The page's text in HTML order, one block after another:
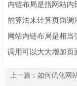
内链布局是指网站内
的算法来计算页面调
网站内链布局是相
调用可以大大增加页
上一篇：如何优化网